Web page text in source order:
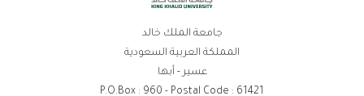
جامعة الملك خالد
المملكة العربية السعودية
عسير - أبها
P.O.Box : 960 - Postal Code : 61421